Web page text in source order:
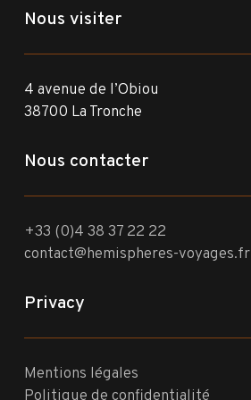
Nous visiter
4 avenue de l’Obiou
38700 La Tronche
Nous contacter
+33 (0)4 38 37 22 22
contact@hemispheres-voyages.fr
Privacy
Mentions légales